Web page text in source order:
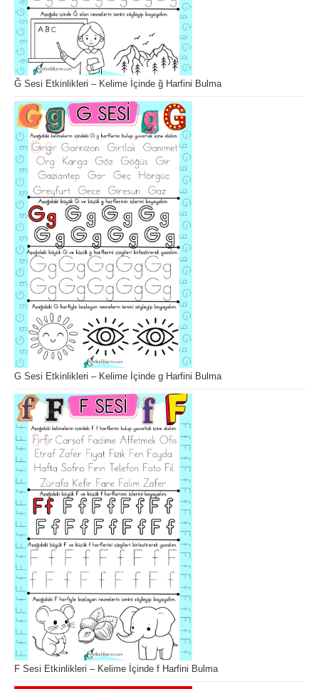
Ğ Sesi Etkinlikleri – Kelime İçinde ğ Harfini Bulma
G Sesi Etkinlikleri – Kelime İçinde g Harfini Bulma
F Sesi Etkinlikleri – Kelime İçinde f Harfini Bulma